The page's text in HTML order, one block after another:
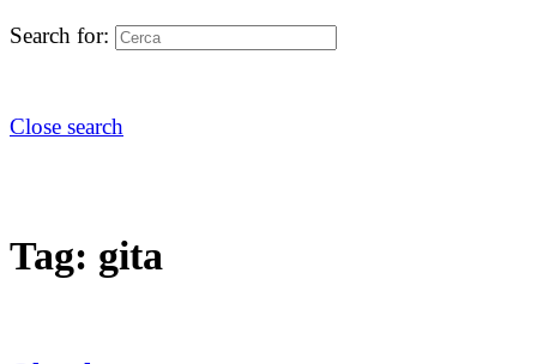
Search for:
Close search
Tag: gita